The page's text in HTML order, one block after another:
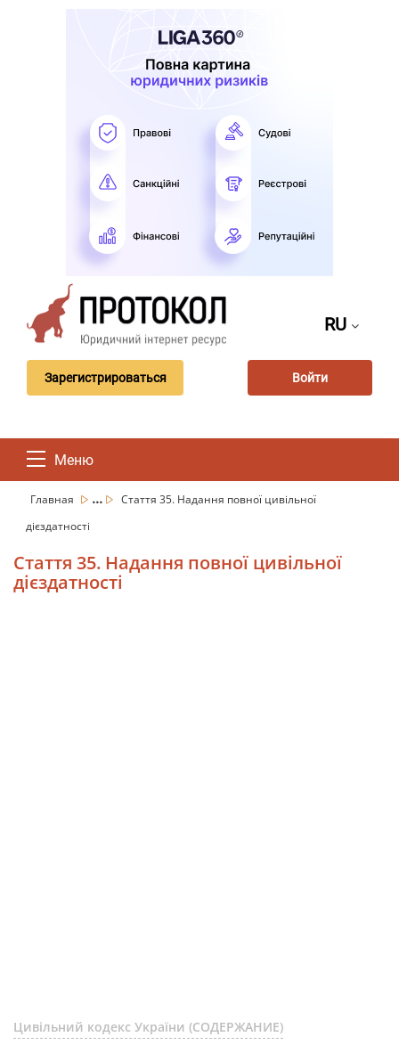
RU
Зарегистрироваться Войти
Меню
Главная ...
Стаття 35. Надання повної цивільної
дієздатності
Стаття 35. Надання повної цивільної
дієздатності
Цивільний кодекс України (СОДЕРЖАНИЕ)